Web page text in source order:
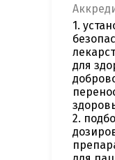
1.
для
2.